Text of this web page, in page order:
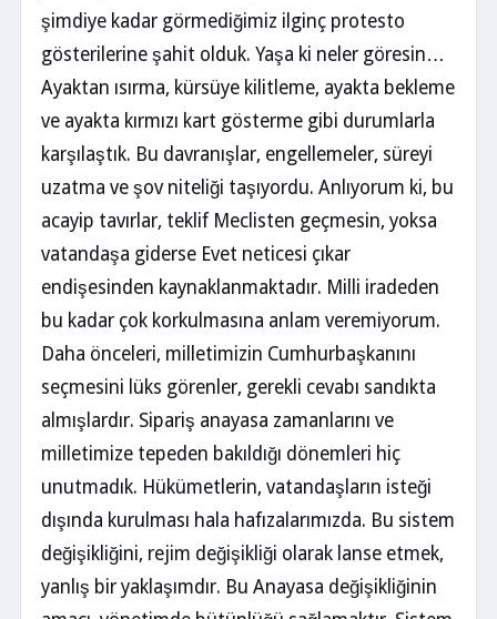
şimdiye kadar görmediğimiz ilginç protesto
gösterilerine şahit olduk. Yaşa ki neler göresin…
Ayaktan ısırma, kürsüye kilitleme, ayakta bekleme
ve ayakta kırmızı kart gösterme gibi durumlarla
karşılaştık. Bu davranışlar, engellemeler, süreyi
uzatma ve şov niteliği taşıyordu. Anlıyorum ki, bu
acayip tavırlar, teklif Meclisten geçmesin, yoksa
vatandaşa giderse Evet neticesi çıkar
endişesinden kaynaklanmaktadır. Milli iradeden
bu kadar çok korkulmasına anlam veremiyorum.
Daha önceleri, milletimizin Cumhurbaşkanını
seçmesini lüks görenler, gerekli cevabı sandıkta
almışlardır. Sipariş anayasa zamanlarını ve
milletimize tepeden bakıldığı dönemleri hiç
unutmadık. Hükümetlerin, vatandaşların isteği
dışında kurulması hala hafızalarımızda. Bu sistem
değişikliğini, rejim değişikliği olarak lanse etmek,
yanlış bir yaklaşımdır. Bu Anayasa değişikliğinin